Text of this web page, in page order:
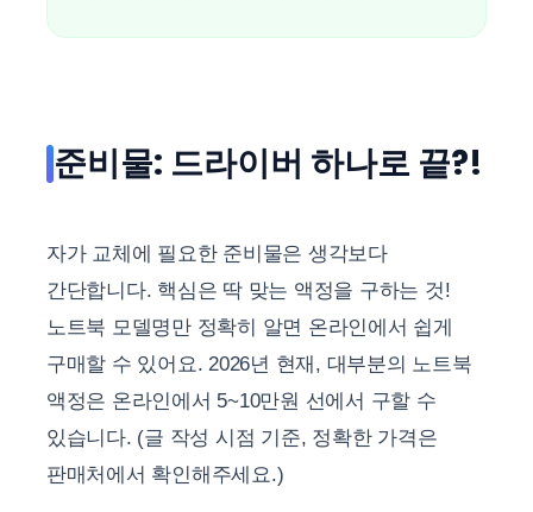
준비물: 드라이버 하나로 끝?!
자가 교체에 필요한 준비물은 생각보다
간단합니다. 핵심은 딱 맞는 액정을 구하는 것!
노트북 모델명만 정확히 알면 온라인에서 쉽게
구매할 수 있어요. 2026년 현재, 대부분의 노트북
액정은 온라인에서 5~10만원 선에서 구할 수
있습니다. (글 작성 시점 기준, 정확한 가격은
판매처에서 확인해주세요.)